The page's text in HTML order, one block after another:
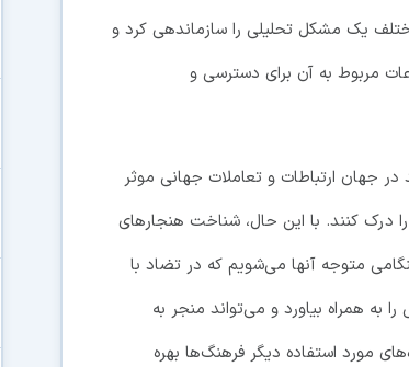
یک مشکل تحلیلی را سازماند‌هی کرد و
مربوط به آن برای دسترسی و
در جهان ارتباطات و تعاملات جهانی موثر
درک کنند. با این حال، شناخت هنجارهای
متوجه آنها می‌شویم که در تضاد با
به همراه بیاورد و می‌تواند منجر به
مورد استفاده دیگر فرهنگ‌ها بهره